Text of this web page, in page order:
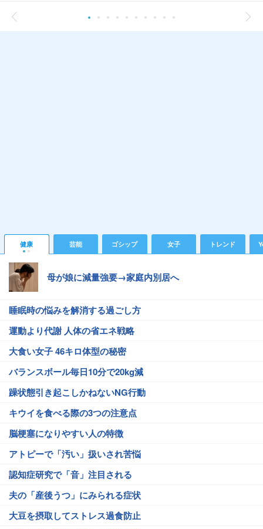
健康 芸能 ゴシップ 女子 トレンド
母が娘に減量強要→家庭内別居へ
睡眠時の悩みを解消する過ごし方
運動より代謝 人体の省エネ戦略
大食い女子 46キロ体型の秘密
バランスボール毎日10分で20kg減
躁状態引き起こしかねないNG行動
キウイを食べる際の3つの注意点
脳梗塞になりやすい人の特徴
アトピーで「汚い」扱いされ苦悩
認知症研究で「音」注目される
夫の「産後うつ」にみられる症状
大豆を摂取してストレス過食防止